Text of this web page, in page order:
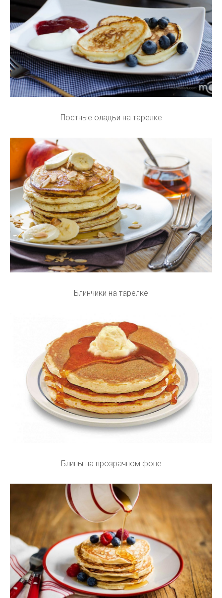
Постные оладьи на тарелке
Блинчики на тарелке
Блины на прозрачном фоне